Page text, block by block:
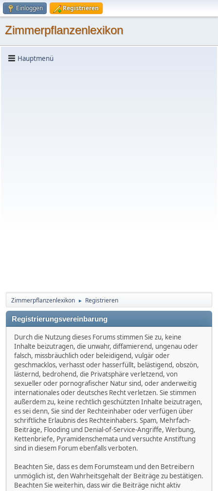
Einloggen Registrieren
Zimmerpflanzenlexikon
Hauptmenü
Zimmerpflanzenlexikon ► Registrieren
Registrierungsvereinbarung
Durch die Nutzung dieses Forums stimmen Sie zu, keine
Inhalte beizutragen, die unwahr, diffamierend, ungenau oder
falsch, missbräuchlich oder beleidigend, vulgär oder
geschmacklos, verhasst oder hasserfüllt, belästigend, obszön,
lästernd, bedrohend, die Privatsphäre verletzend, von
sexueller oder pornografischer Natur sind, oder anderweitig
internationales oder deutsches Recht verletzen. Sie stimmen
außerdem zu, keine rechtlich geschützten Inhalte beizutragen,
es sei denn, Sie sind der Rechteinhaber oder verfügen über
schriftliche Erlaubnis des Rechteinhabers. Spam, Mehrfach-
Beiträge, Flooding und Denial-of-Service-Angriffe, Werbung,
Kettenbriefe, Pyramidenschemata und versuchte Anstiftung
sind in diesem Forum ebenfalls verboten.
Beachten Sie, dass es dem Forumsteam und den Betreibern
unmöglich ist, den Wahrheitsgehalt der Beiträge zu bestätigen.
Beachten Sie weiterhin, dass wir die Beiträge nicht aktiv